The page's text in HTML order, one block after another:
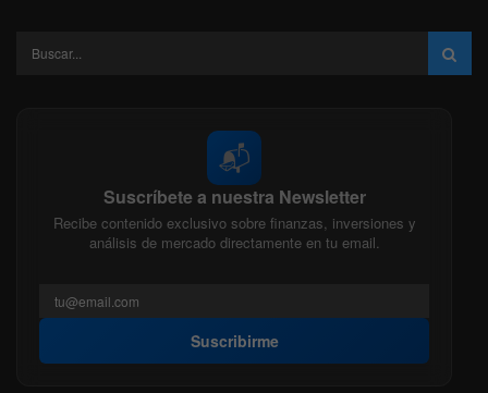
📬
Suscríbete a nuestra Newsletter
Recibe contenido exclusivo sobre finanzas, inversiones y
análisis de mercado directamente en tu email.
Suscribirme